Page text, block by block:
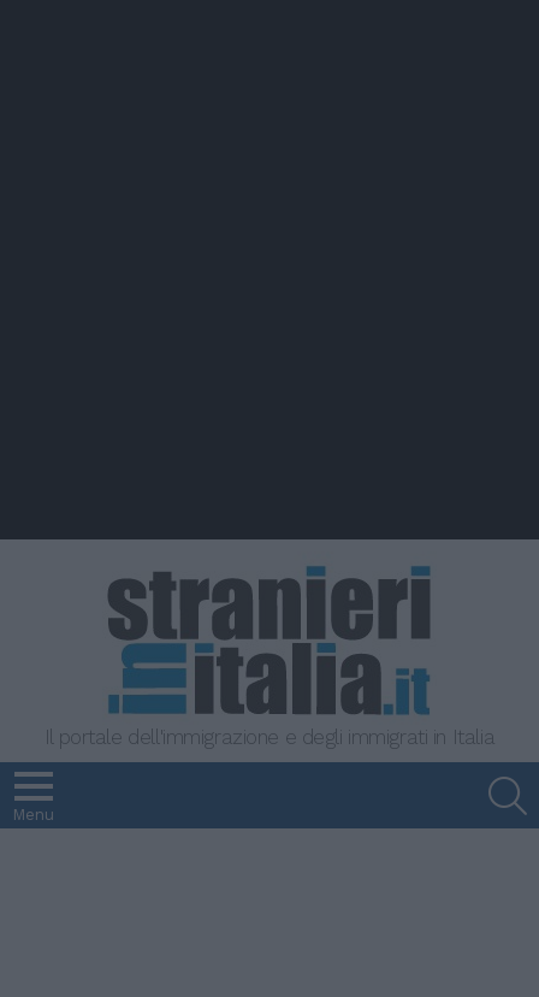
Il portale dell'immigrazione e degli immigrati in Italia
Menu